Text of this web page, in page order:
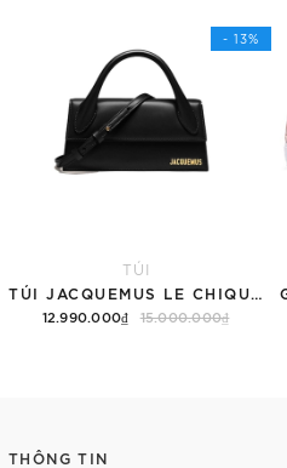
- 13%
TÚI
12.990.000₫ 15.000.000₫
THÔNG TIN